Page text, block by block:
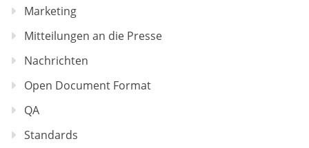
Marketing
Mitteilungen an die Presse
Nachrichten
Open Document Format
QA
Standards